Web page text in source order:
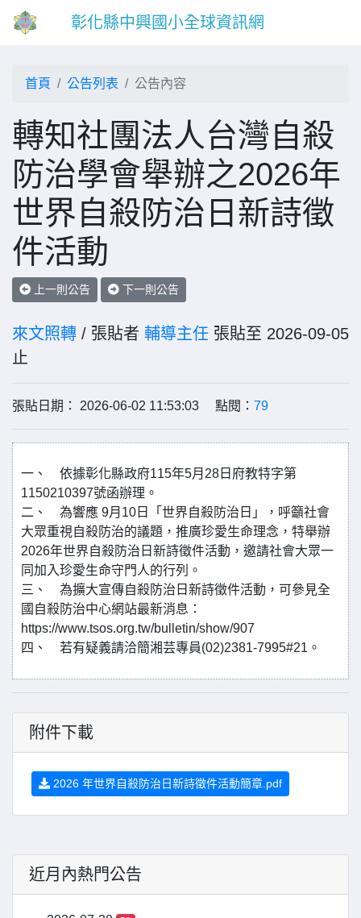
彰化縣中興國小全球資訊網
首頁 公告列表 公告內容
轉知社團法人台灣自殺
防治學會舉辦之2026年
世界自殺防治日新詩徵
件活動
上一則公告 下一則公告
來文照轉 / 張貼者 輔導主任 張貼至 2026-09-05
止
張貼日期： 2026-06-02 11:53:03 點閱： 79
一、 依據彰化縣政府115年5月28日府教特字第
1150210397號函辦理。
二、 為響應 9月10日「世界自殺防治日」，呼籲社會
大眾重視自殺防治的議題，推廣珍愛生命理念，特舉辦
2026年世界自殺防治日新詩徵件活動，邀請社會大眾一
同加入珍愛生命守門人的行列。
三、 為擴大宣傳自殺防治日新詩徵件活動，可參見全
國自殺防治中心網站最新消息：
https://www.tsos.org.tw/bulletin/show/907
四、 若有疑義請洽簡湘芸專員(02)2381-7995#21。
附件下載
2026 年世界自殺防治日新詩徵件活動簡章.pdf
近月內熱門公告